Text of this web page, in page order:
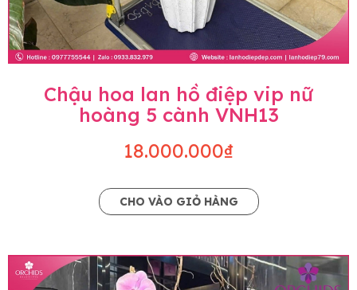
Chậu hoa lan hồ điệp vip nữ
hoàng 5 cành VNH13
18.000.000₫
CHO VÀO GIỎ HÀNG